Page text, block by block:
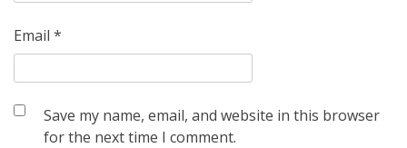
Email *
Save my name, email, and website in this browser
for the next time I comment.